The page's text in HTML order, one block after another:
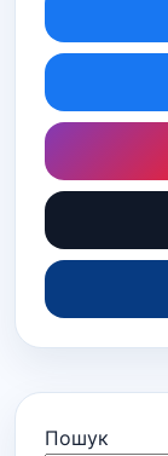
Пошук